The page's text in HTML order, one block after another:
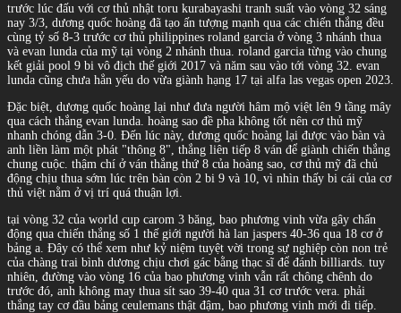
trước lúc đấu với cơ thủ nhật toru kurabayashi tranh suất vào vòng 32 sáng
nay 3/3, dương quốc hoàng đã tạo ấn tượng mạnh qua các chiến thắng đều
cùng tỷ số 8-3 trước cơ thủ philippines roland garcia ở vòng 3 nhánh thua
và evan lunda của mỹ tại vòng 2 nhánh thua. roland garcia từng vào chung
kết giải pool 9 bi vô địch thế giới 2017 và năm sau vào tới vòng 32. evan
lunda cũng chưa hẳn yếu do vừa giành hạng 17 tại alfa las vegas open 2023.
Đặc biệt, dương quốc hoàng lại như đưa người hâm mộ việt lên 9 tầng mây
qua cách thắng evan lunda. hoàng sao đề pha không tốt nên cơ thủ mỹ
nhanh chóng dẫn 3-0. Đến lúc này, dương quốc hoàng lại được vào bàn và
anh liền làm một phát "thông 8", thắng liên tiếp 8 ván để giành chiến thắng
chung cuộc. thậm chí ở ván thắng thứ 8 của hoàng sao, cơ thủ mỹ đã chủ
động chịu thua sớm lúc trên bàn còn 2 bi 9 và 10, vì nhìn thấy bi cái của cơ
thủ việt nằm ở vị trí quá thuận lợi.
tại vòng 32 của world cup carom 3 băng, bao phương vinh vừa gây chấn
động qua chiến thắng số 1 thế giới người hà lan jaspers 40-36 qua 18 cơ ở
bảng a. Đây có thể xem như kỷ niệm tuyệt vời trong sự nghiệp còn non trẻ
của chàng trai bình dương chịu chơi gác bằng thạc sĩ để đánh billiards. tuy
nhiên, đường vào vòng 16 của bao phương vinh vẫn rất chông chênh do
trước đó, anh không may thua sít sao 39-40 qua 31 cơ trước vera. phải
thắng tay cơ đầu bảng ceulemans thật đậm, bao phương vinh mới đi tiếp.